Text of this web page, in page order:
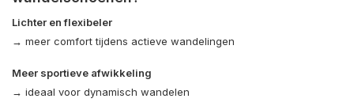
Lichter en flexibeler
→ meer comfort tijdens actieve wandelingen
Meer sportieve afwikkeling
→ ideaal voor dynamisch wandelen